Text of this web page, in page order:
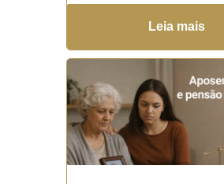
necessário? O
pensão alimentícia é
medida jurídica
quando o...Leia
Leia mais